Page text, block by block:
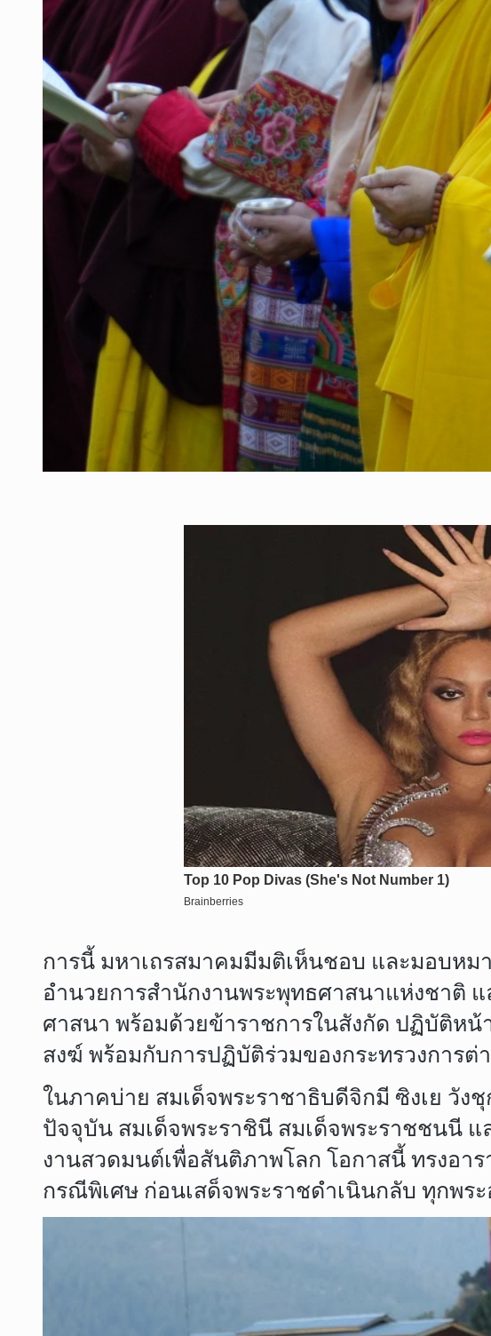
การนี้ มหาเถรสมาคมมีมติเห็นชอบ และมอบหม
อำนวยการสำนักงานพระพุทธศาสนาแห่งชาติ
ศาสนา พร้อมด้วยข้าราชการในสังกัด ปฏิบัติห
สงฆ์ พร้อมกับการปฏิบัติร่วมของกระทรวงการต่
ในภาคบ่าย สมเด็จพระราชาธิบดีจิกมี ซิงเย วั
ปัจจุบัน สมเด็จพระราชินี สมเด็จพระราชชนนี
งานสวดมนต์เพื่อสันติภาพโลก โอกาสนี้ ทรงอ
กรณีพิเศษ ก่อนเสด็จพระราชดำเนินกลับ ทุกพร